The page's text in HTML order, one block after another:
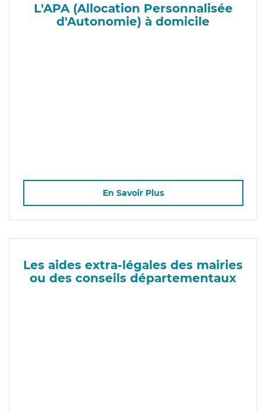
L'APA (Allocation Personnalisée
d'Autonomie) à domicile
En Savoir Plus
Les aides extra-légales des mairies
ou des conseils départementaux